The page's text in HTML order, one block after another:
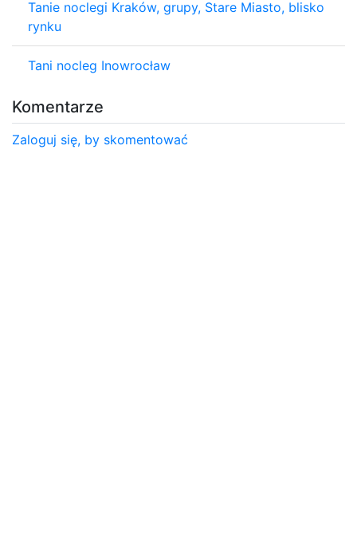
Tanie noclegi Kraków, grupy, Stare Miasto, blisko
rynku
Tani nocleg Inowrocław
Komentarze
Zaloguj się, by skomentować